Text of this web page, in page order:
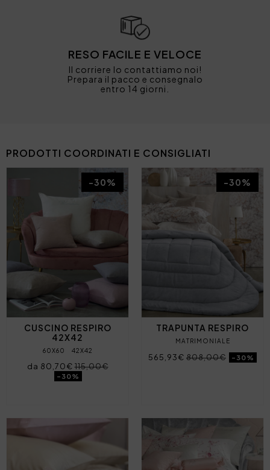
RESO FACILE E VELOCE
Il corriere lo contattiamo noi!
Prepara il pacco e consegnalo
entro 14 giorni.
PRODOTTI COORDINATI E CONSIGLIATI
CUSCINO RESPIRO
42X42
60X60 42X42
da 80,70€115,00€
-30%
-30%
TRAPUNTA RESPIRO
MATRIMONIALE
565,93€ 808,00€ -30%
-30%